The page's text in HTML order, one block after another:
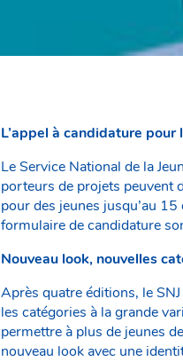
L’appel à candidature
Le Service National de la
porteurs de projets peuvent
pour des jeunes jusqu’au
formulaire de candidature
Nouveau look, nouvelles
Après quatre éditions, le
les catégories à la grande
permettre à plus de jeunes
nouveau look avec une